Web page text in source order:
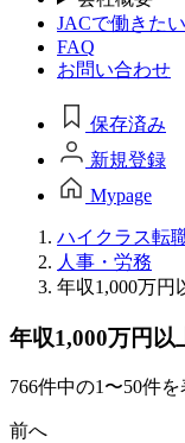
JACで働きた
FAQ
お問い合わせ
保存済み
新規登録
Mypage
ハイクラス転
人事・労務
年収1,000万円
年収1,000万円
766件中の1〜50件を
前へ